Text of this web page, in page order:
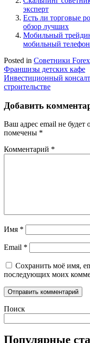
эксперт
Есть ли торговые
обзор лучших
Мобильный
мобильный
Posted in Советники Forex
Навигация
по
Франшизы детских кафе
Инвестиционный
строительстве
Добавить
Ваш адрес email не будет
помечены *
Комментарий *
Имя *
Email *
Сохранить моё имя,
последующих моих
Поиск
Популярные